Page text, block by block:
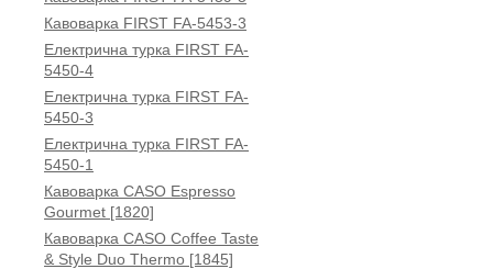
Кавоварка FIRST FA-5453-3
Електрична турка FIRST FA-
5450-4
Електрична турка FIRST FA-
5450-3
Електрична турка FIRST FA-
5450-1
Кавоварка CASO Espresso
Gourmet [1820]
Кавоварка CASO Coffee Taste
& Style Duo Thermo [1845]